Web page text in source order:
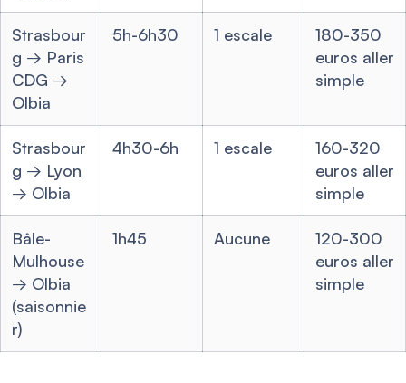
Strasbour
g → Paris
CDG →
Olbia
5h-6h30 1 escale
180-350
euros aller
simple
Strasbour
g → Lyon
→ Olbia
4h30-6h 1 escale
160-320
euros aller
simple
Bâle-
Mulhouse
→ Olbia
(saisonnie
r)
1h45 Aucune
120-300
euros aller
simple